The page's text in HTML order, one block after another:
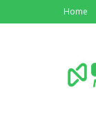
Home